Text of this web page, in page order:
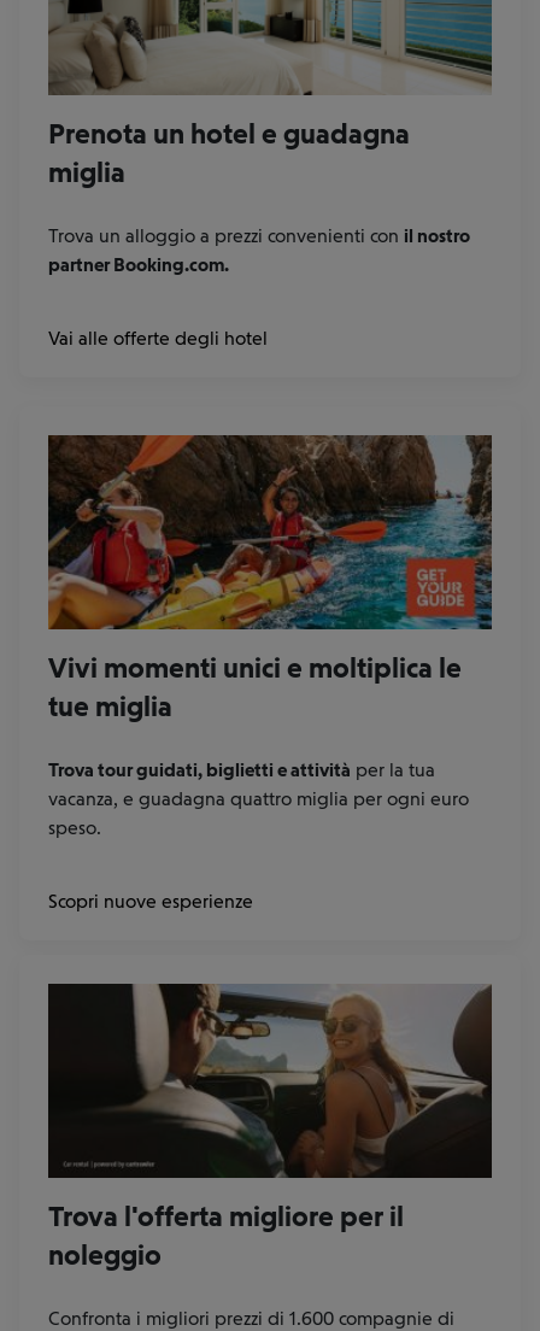
Prenota un hotel e guadagna
miglia
Trova un alloggio a prezzi convenienti con il nostro
partner Booking.com.
Vai alle offerte degli hotel
Vivi momenti unici e moltiplica le
tue miglia
Trova tour guidati, biglietti e attività per la tua
vacanza, e guadagna quattro miglia per ogni euro
speso.
Scopri nuove esperienze
Trova l'offerta migliore per il
noleggio
Confronta i migliori prezzi di 1.600 compagnie di